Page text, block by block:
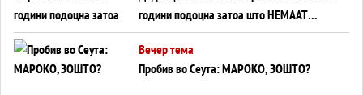
години подоцна затоа што НЕМААТ
ВНУЦИ ДА ГИ ЗАМЕНАТ
Вечер тема
Пробив во Сеута: МАРОКО, ЗОШТО?